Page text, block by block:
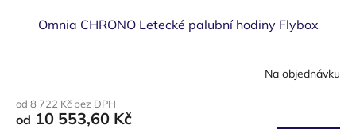
Omnia CHRONO Letecké palubní hodiny Flybox
Na objednávku
od 8 722 Kč bez DPH
od 10 553,60 Kč